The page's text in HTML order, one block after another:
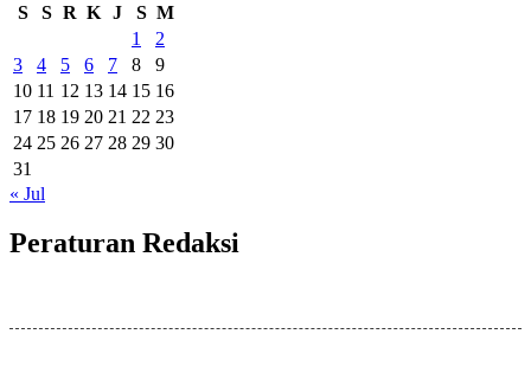
S
S R K J S M
1
2
3
4 5 6 7 8
9
10 11 12 13 14 15 16
17 18 19 20 21 22 23
24 25 26 27 28 29 30
31
« Jul
Peraturan Redaksi